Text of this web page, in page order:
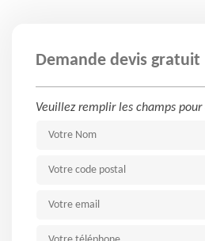
Demande devis gratuit
Veuillez remplir les champs